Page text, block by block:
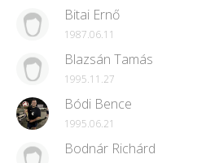
Bitai Ernő
1987.06.11
Blazsán Tamás
1995.11.27
Bódi Bence
1995.06.21
Bodnár Richárd